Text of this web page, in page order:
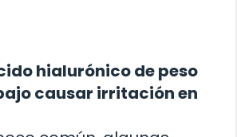
hialurónico de peso
causar irritación en